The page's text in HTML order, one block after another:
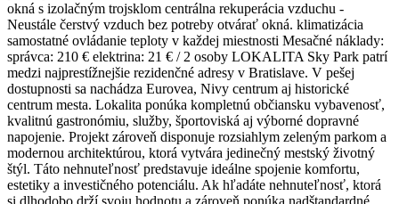
okná s izolačným trojsklom centrálna rekuperácia vzduchu -
Neustále čerstvý vzduch bez potreby otvárať okná. klimatizácia
samostatné ovládanie teploty v každej miestnosti Mesačné náklady:
správca: 210 € elektrina: 21 € / 2 osoby LOKALITA Sky Park patrí
medzi najprestížnejšie rezidenčné adresy v Bratislave. V pešej
dostupnosti sa nachádza Eurovea, Nivy centrum aj historické
centrum mesta. Lokalita ponúka kompletnú občiansku vybavenosť,
kvalitnú gastronómiu, služby, športoviská aj výborné dopravné
napojenie. Projekt zároveň disponuje rozsiahlym zeleným parkom a
modernou architektúrou, ktorá vytvára jedinečný mestský životný
štýl. Táto nehnuteľnosť predstavuje ideálne spojenie komfortu,
estetiky a investičného potenciálu. Ak hľadáte nehnuteľnosť, ktorá